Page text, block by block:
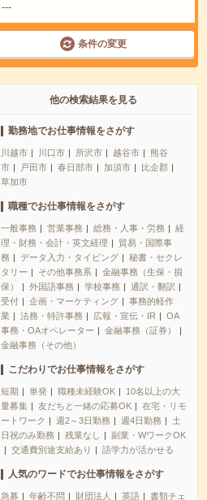
---
条件の変更
他の検索結果を見る
勤務地でお仕事情報をさがす
川越市 川口市 所沢市 越谷市
熊谷
市
戸田市 春日部市 加須市
比企郡
草加市
職種でお仕事情報をさがす
一般事務 営業事務 総務・人事・労務
経
理・財務・会計・英文経理
貿易・国際事
務
データ入力・タイピング
秘書・セクレ
タリー
その他事務系
金融事務（生保・損
保）
外国語事務 学校事務
通訳・翻訳
受付
企画・マーケティング
事務的軽作
業
法務・特許事務 広報・宣伝・IR
OA
事務・OAオペレーター
金融事務（証券）
金融事務（その他）
こだわりでお仕事情報をさがす
短期 単発 職種未経験OK
10名以上の大
量募集
友だちと一緒の応募OK
在宅・リモ
ートワーク
週2～3日勤務 週4日勤務
土
日祝のみ勤務
残業なし
副業・WワークOK
交通費別途支給あり
語学力が活かせる
人気のワードでお仕事情報をさがす
急募 年齢不問 財団法人 英語
書類チェ